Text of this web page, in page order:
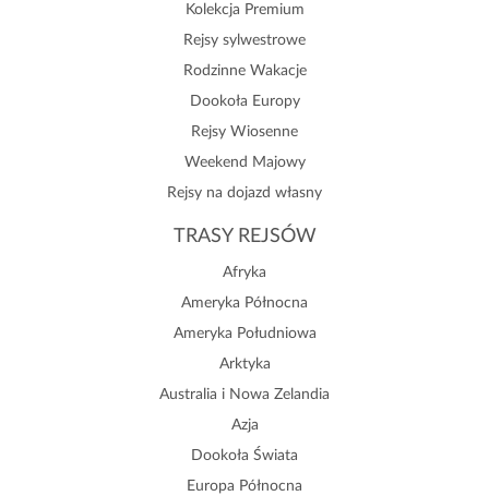
Kolekcja Premium
Rejsy sylwestrowe
Rodzinne Wakacje
Dookoła Europy
Rejsy Wiosenne
Weekend Majowy
Rejsy na dojazd własny
TRASY REJSÓW
Afryka
Ameryka Północna
Ameryka Południowa
Arktyka
Australia i Nowa Zelandia
Azja
Dookoła Świata
Europa Północna